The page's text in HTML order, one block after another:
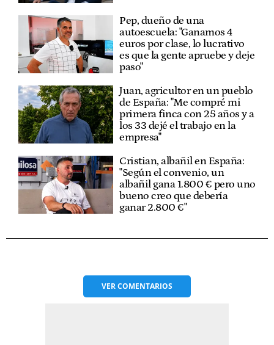
Pep, dueño de una
autoescuela: "Ganamos 4
euros por clase, lo lucrativo
es que la gente apruebe y deje
paso"
Juan, agricultor en un pueblo
de España: "Me compré mi
primera finca con 25 años y a
los 33 dejé el trabajo en la
empresa"
Cristian, albañil en España:
"Según el convenio, un
albañil gana 1.800 € pero uno
bueno creo que debería
ganar 2.800 €"
VERCOMENTARIOS